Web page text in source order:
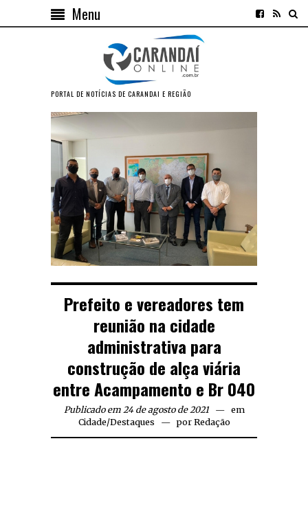
Menu
PORTAL DE NOTÍCIAS DE CARANDAI E REGIÃO
Prefeito e vereadores tem
reunião na cidade
administrativa para
construção de alça viária
entre Acampamento e Br 040
Publicado em 24 de agosto de 2021
em
Cidade/Destaques por Redação